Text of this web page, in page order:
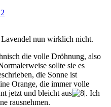
nun wirklich nicht.
die volle Dröhnung, also
sollte sie es
die Sonne ist
Orange, die immer volle
jetzt und bleicht aus
. Ich
rausnehmen.